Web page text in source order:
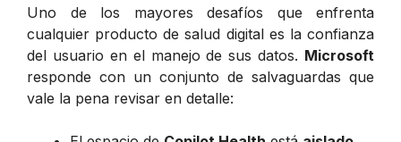
Uno de los mayores desafíos que enfrenta
cualquier producto de salud digital es la confianza
del usuario en el manejo de sus datos. Microsoft
responde con un conjunto de salvaguardas que
vale la pena revisar en detalle: